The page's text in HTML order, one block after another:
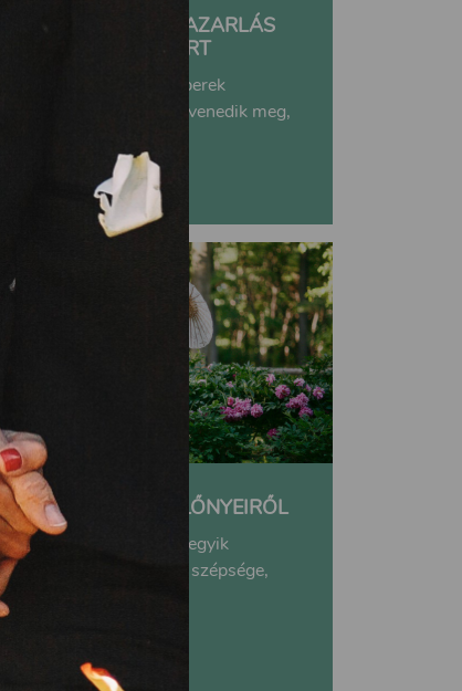
CATERING PAZARLÁS
EGY JÓ ÜGYÉRT
és túlzás – az emberek
fejében ez elevenedik meg,
ESKÜVŐ ELŐNYEIRŐL
nyár, ősz, tél. Mindegyik
megvan a maga szépsége,
pedig...